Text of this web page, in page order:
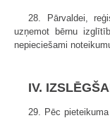
28. Pārvaldei,
uzņemot bērnu
nepieciešami
IV.
29. Pēc